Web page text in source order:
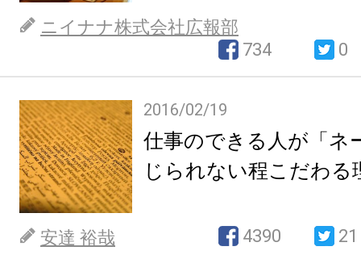
ニイナナ株式会社広報部
734
0
2016/02/19
仕事のできる人が「ネ
じられない程こだわる
安達 裕哉 4390 21